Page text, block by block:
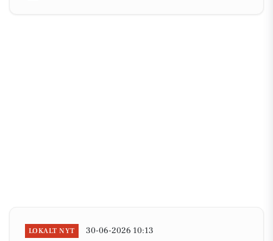
LOKALT NYT 30-06-2026 10:13